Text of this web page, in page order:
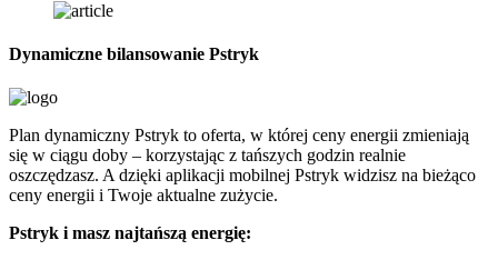
Dynamiczne bilansowanie Pstryk
Plan dynamiczny Pstryk to oferta, w której ceny energii zmieniają
się w ciągu doby – korzystając z tańszych godzin realnie
oszczędzasz. A dzięki aplikacji mobilnej Pstryk widzisz na bieżąco
ceny energii i Twoje aktualne zużycie.
Pstryk i masz najtańszą energię: